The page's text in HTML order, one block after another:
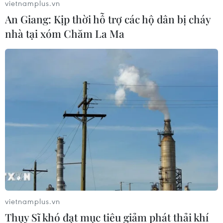
Sập mỏ vàng ở Indonesia, nhiều người
thiệt mạng và bị chôn vùi
14/05/2019 03:00
Ít nhất 5 thợ mỏ đã thiệt mạng và 15 người khác bị chôn
vùi trong vụ sập hầm mỏ xảy ra ngày 13/5 tại tỉnh Tây
Java ở Indonesia.
vietnamplus.vn
An Giang: Kịp thời hỗ trợ các hộ dân bị cháy
nhà tại xóm Chăm La Ma
vietnamplus.vn
Thụy Sĩ khó đạt mục tiêu giảm phát thải khí